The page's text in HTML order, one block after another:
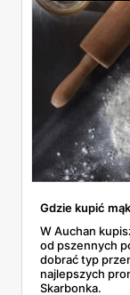
Gdzie kupić
W Auchan
od pszennych
dobrać typ
najlepszych
Skarbonka.